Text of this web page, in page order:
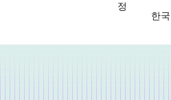
정
한